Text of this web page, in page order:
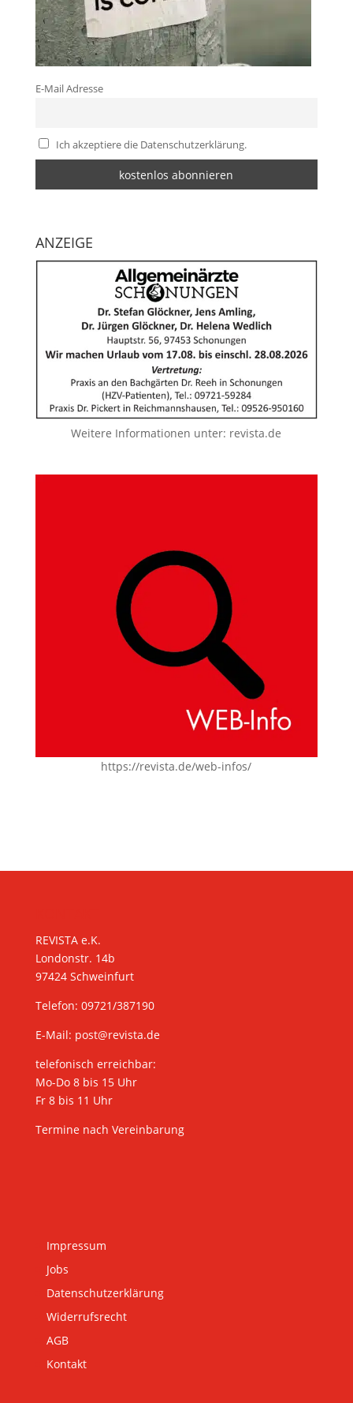
E-Mail Adresse
Ich akzeptiere die Datenschutzerklärung.
ANZEIGE
Weitere Informationen unter: revista.de
https://revista.de/web-infos/
REVISTA e.K.
Londonstr. 14b
97424 Schweinfurt
Telefon: 09721/387190
E-Mail: post@revista.de
telefonisch erreichbar:
Mo-Do 8 bis 15 Uhr
Fr 8 bis 11 Uhr
Termine nach Vereinbarung
Impressum
Jobs
Datenschutzerklärung
Widerrufsrecht
AGB
Kontakt